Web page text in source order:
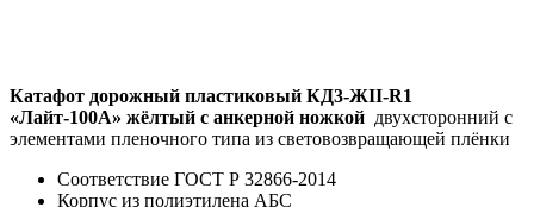
Катафот дорожный пластиковый КД3-ЖII-R1
«Лайт-100А» жёлтый с анкерной ножкой двухсторонний с
элементами пленочного типа из световозвращающей плёнки
Соответствие ГОСТ Р 32866-2014
Корпус из полиэтилена АБС